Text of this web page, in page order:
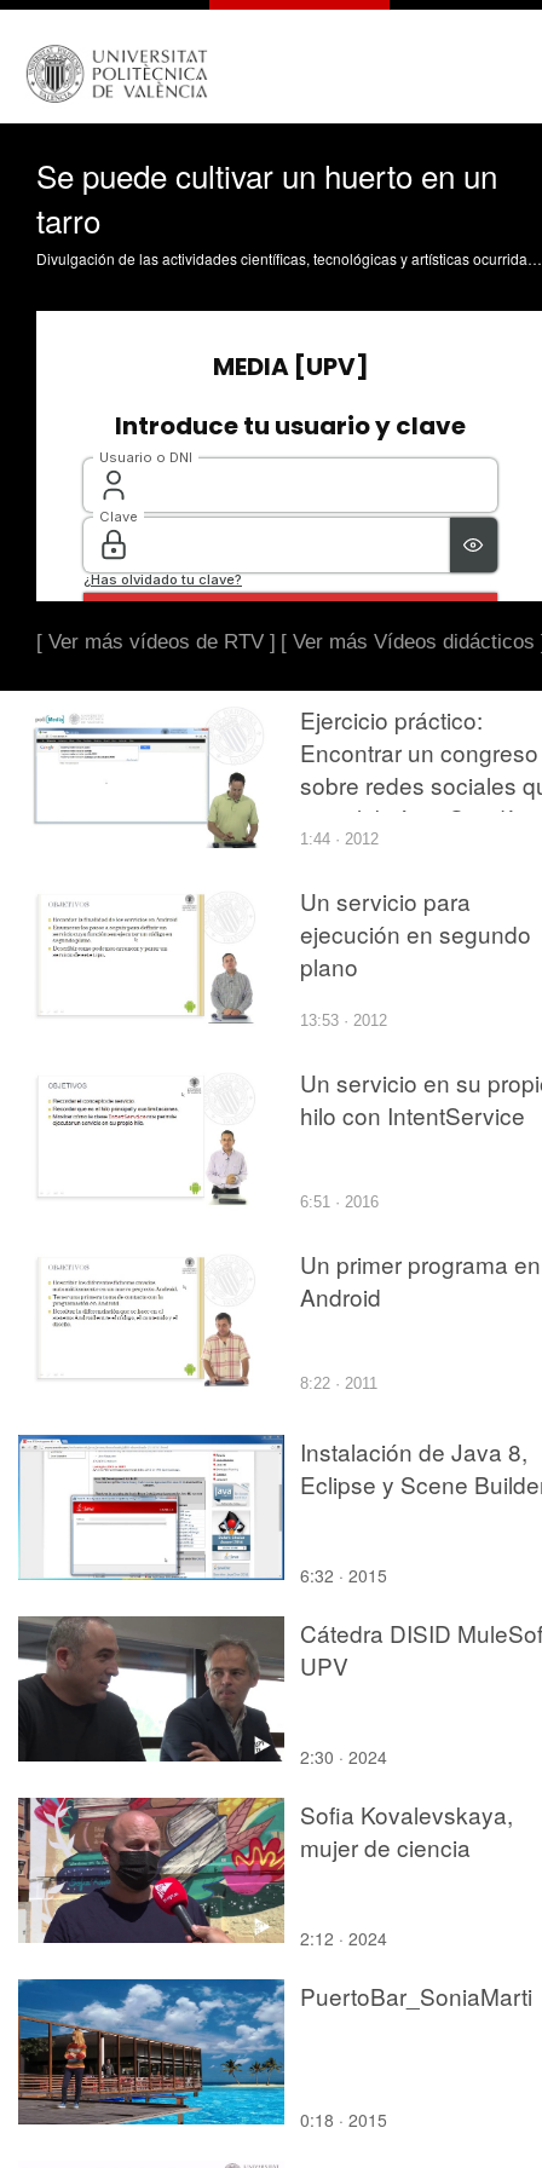
Se puede cultivar un huerto en un
tarro
Divulgación de las actividades científicas, tecnológicas y artísticas ocurridas en los tres campus de la UPV
[ Ver más vídeos de RTV ] [ Ver más Vídeos didácticos
Ejercicio práctico:
Encontrar un congreso
sobre redes sociales
se celebró en Gandía
2011
1:44 · 2012
Un servicio para
ejecución en segundo
plano
13:53 · 2012
Un servicio en su
hilo con IntentService
6:51 · 2016
Un primer programa en
Android
8:22 · 2011
Instalación de Java 8,
Eclipse y Scene
6:32 · 2015
Cátedra DISID
UPV
2:30 · 2024
Sofia Kovalevskaya,
mujer de ciencia
2:12 · 2024
PuertoBar_SoniaMarti
0:18 · 2015